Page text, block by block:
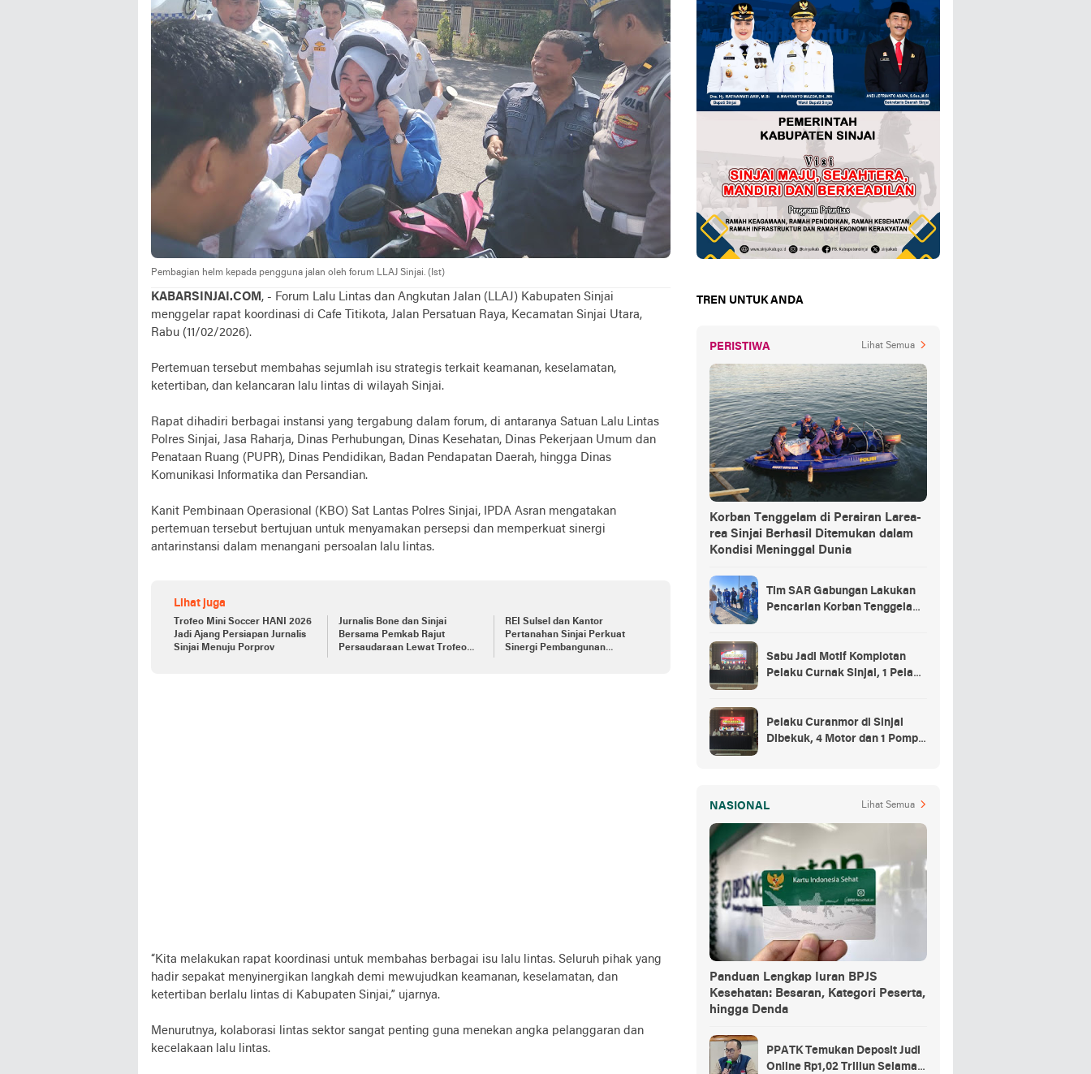
Pembagian helm kepada pengguna jalan oleh forum LLAJ Sinjai. (Ist)
KABARSINJAI.COM, - Forum Lalu Lintas dan Angkutan Jalan (LLAJ) Kabupaten Sinjai
menggelar rapat koordinasi di Cafe Titikota, Jalan Persatuan Raya, Kecamatan Sinjai Utara,
Rabu (11/02/2026).
Pertemuan tersebut membahas sejumlah isu strategis terkait keamanan, keselamatan,
ketertiban, dan kelancaran lalu lintas di wilayah Sinjai.
Rapat dihadiri berbagai instansi yang tergabung dalam forum, di antaranya Satuan Lalu Lintas
Polres Sinjai, Jasa Raharja, Dinas Perhubungan, Dinas Kesehatan, Dinas Pekerjaan Umum dan
Penataan Ruang (PUPR), Dinas Pendidikan, Badan Pendapatan Daerah, hingga Dinas
Komunikasi Informatika dan Persandian.
Kanit Pembinaan Operasional (KBO) Sat Lantas Polres Sinjai, IPDA Asran mengatakan
pertemuan tersebut bertujuan untuk menyamakan persepsi dan memperkuat sinergi
antarinstansi dalam menangani persoalan lalu lintas.
Lihat juga
Trofeo Mini Soccer HANI 2026
Jadi Ajang Persiapan Jurnalis
Sinjai Menuju Porprov
Jurnalis Bone dan Sinjai
Bersama Pemkab Rajut
Persaudaraan Lewat Trofeo
REI Sulsel dan Kantor
Pertanahan Sinjai Perkuat
Sinergi Pembangunan
“Kita melakukan rapat koordinasi untuk membahas berbagai isu lalu lintas. Seluruh pihak yang
hadir sepakat menyinergikan langkah demi mewujudkan keamanan, keselamatan, dan
ketertiban berlalu lintas di Kabupaten Sinjai,” ujarnya.
Menurutnya, kolaborasi lintas sektor sangat penting guna menekan angka pelanggaran dan
kecelakaan lalu lintas.
TREN UNTUK ANDA
PERISTIWA Lihat Semua
Korban Tenggelam di Perairan Larea-
rea Sinjai Berhasil Ditemukan dalam
Kondisi Meninggal Dunia
Tim SAR Gabungan Lakukan
Pencarian Korban Tenggelam
Sabu Jadi Motif Komplotan
Pelaku Curnak Sinjai, 1 Pelaku
Pelaku Curanmor di Sinjai
Dibekuk, 4 Motor dan 1 Pompa
NASIONAL Lihat Semua
Panduan Lengkap Iuran BPJS
Kesehatan: Besaran, Kategori Peserta,
hingga Denda
PPATK Temukan Deposit Judi
Online Rp1,02 Triliun Selama